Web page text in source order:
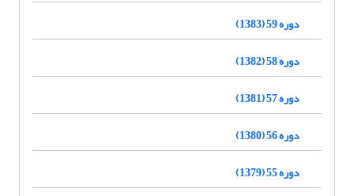
دوره 59 (1383)
دوره 58 (1382)
دوره 57 (1381)
دوره 56 (1380)
دوره 55 (1379)